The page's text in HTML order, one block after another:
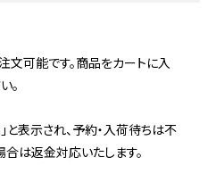
文可能です。商品をカートに入
。
表示され、予約・入荷待ちは不
は返金対応いたします。